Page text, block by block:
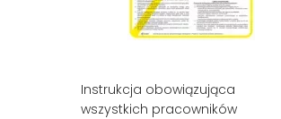
Instrukcja obowiązująca
wszystkich pracowników